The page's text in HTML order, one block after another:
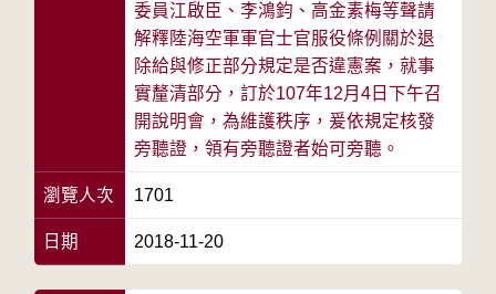
委員江啟臣、李鴻鈞、高金素梅等聲請
解釋陸海空軍軍官士官服役條例關於退
除給與修正部分規定是否違憲案，就事
實釐清部分，訂於107年12月4日下午召
開說明會，為維護秩序，爰依規定核發
旁聽證，領有旁聽證者始可旁聽。
瀏覽人次 1701
日期 2018-11-20